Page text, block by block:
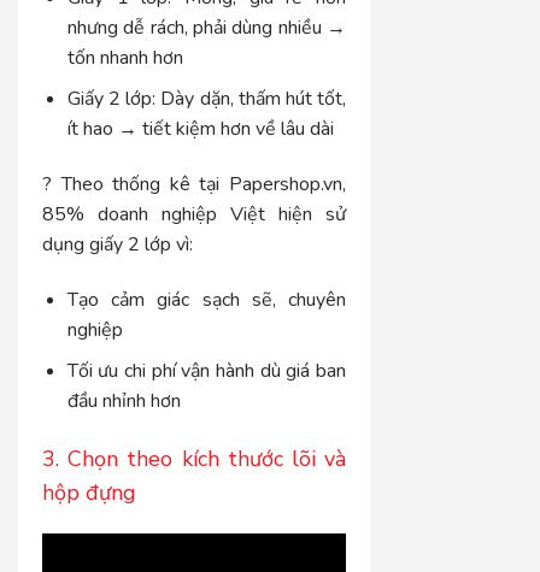
nhưng dễ rách, phải dùng nhiều →
tốn nhanh hơn
Giấy 2 lớp: Dày dặn, thấm hút tốt,
ít hao → tiết kiệm hơn về lâu dài
? Theo thống kê tại Papershop.vn,
85% doanh nghiệp Việt hiện sử
dụng giấy 2 lớp vì:
Tạo cảm giác sạch sẽ, chuyên
nghiệp
Tối ưu chi phí vận hành dù giá ban
đầu nhỉnh hơn
3. Chọn theo kích thước lõi và
hộp đựng